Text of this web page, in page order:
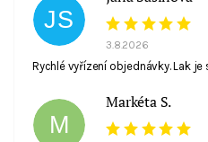
JS
3.8.2026
Rychlé vyřízení objednávky. Lak je
M
Markéta S.